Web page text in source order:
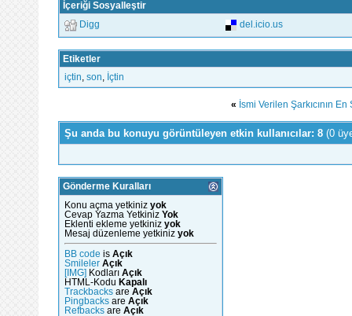
İçeriği Sosyalleştir
Digg del.icio.us
Etiketler
içtin son İçtin
« İsmi Verilen Şarkıcının
Şu anda bu konuyu görüntüleyen etkin kullanıcılar: 8 (0
Gönderme Kuralları
Konu açma yetkiniz yok
Cevap Yazma Yetkiniz Yok
Eklenti ekleme yetkiniz yok
Mesaj düzenleme yetkiniz yok
BB code is Açık
Smileler Açık
[IMG] Kodları Açık
HTML-Kodu Kapalı
Trackbacks are Açık
Pingbacks are Açık
Refbacks are Açık